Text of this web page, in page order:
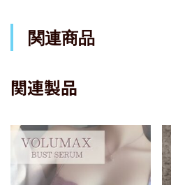
関連商品
関連製品